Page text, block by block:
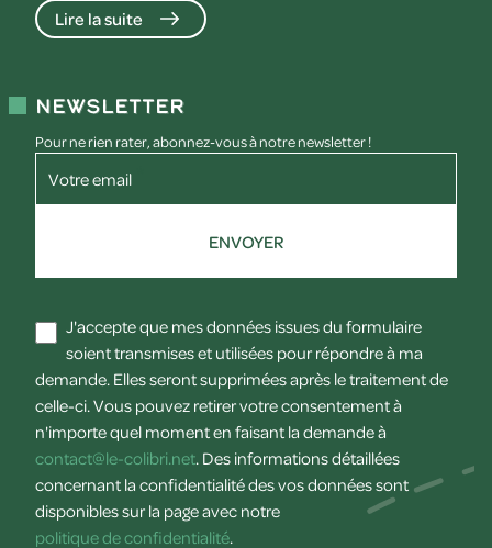
Lire la suite
Newsletter
Pour ne rien rater, abonnez-vous à notre newsletter !
Votre email
ENVOYER
J'accepte que mes données issues du formulaire
soient transmises et utilisées pour répondre à ma
demande. Elles seront supprimées après le traitement de
celle-ci. Vous pouvez retirer votre consentement à
n'importe quel moment en faisant la demande à
contact@le-colibri.net. Des informations détaillées
concernant la confidentialité des vos données sont
disponibles sur la page avec notre
politique de confidentialité.